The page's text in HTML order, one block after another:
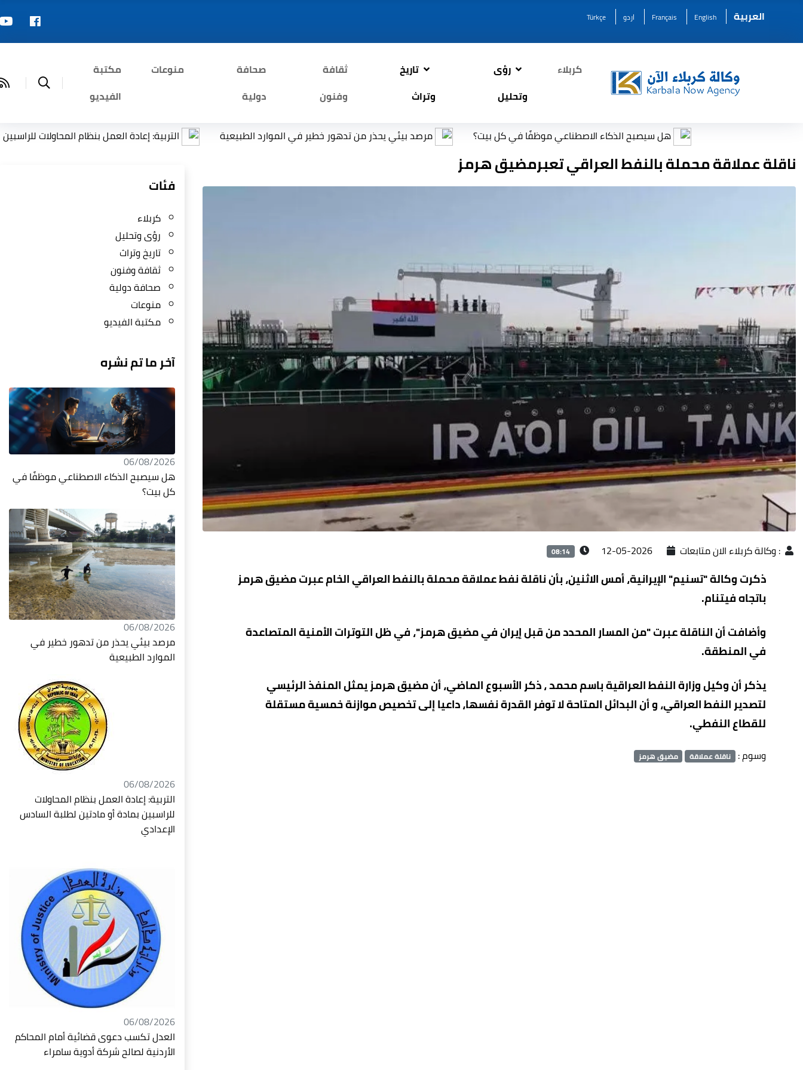
العربية English
Français اردو Türkçe
كربلاء
رؤى
وتحليل
تاريخ
وتراث
ثقافة
وفنون
صحافة
دولية
منوعات
مكتبة
الفيديو
هل سيصبح الذكاء الاصطناعي موظفًا في كل بيت؟ مرصد بيئي يحذر من تدهور خطير في الموارد الطبيعية التربية: إعادة العمل بنظام المحاولات للراسبين بمادة
ناقلة عملاقة محملة بالنفط العراقي تعبرمضيق هرمز
:وكالة كربلاء الان متابعات 2026-05-12
08:14
ذكرت وكالة "تسنيم" الإيرانية، أمس الاثنين، بأن ناقلة نفط عملاقة محملة بالنفط العراقي الخام عبرت مضيق هرمز
باتجاه فيتنام.
وأضافت أن الناقلة عبرت "من المسار المحدد من قبل إيران في مضيق هرمز"، في ظل التوترات الأمنية المتصاعدة
في المنطقة.
يذكر أن وكيل وزارة النفط العراقية باسم محمد ، ذكر الأسبوع الماضي، أن مضيق هرمز يمثل المنفذ الرئيسي
لتصدير النفط العراقي، و أن البدائل المتاحة لا توفر القدرة نفسها، داعيا إلى تخصيص موازنة خمسية مستقلة
للقطاع النفطي.
وسوم : ناقلة عملاقة مضيق هرمز
فئات
كربلاء
رؤى وتحليل
تاريخ وتراث
ثقافة وفنون
صحافة دولية
منوعات
مكتبة الفيديو
آخر ما تم نشره
06/08/2026
هل سيصبح الذكاء الاصطناعي موظفًا في
كل بيت؟
06/08/2026
مرصد بيئي يحذر من تدهور خطير في
الموارد الطبيعية
06/08/2026
التربية: إعادة العمل بنظام المحاولات
للراسبين بمادة أو مادتين لطلبة السادس
الإعدادي
06/08/2026
العدل تكسب دعوى قضائية أمام المحاكم
الأردنية لصالح شركة أدوية سامراء